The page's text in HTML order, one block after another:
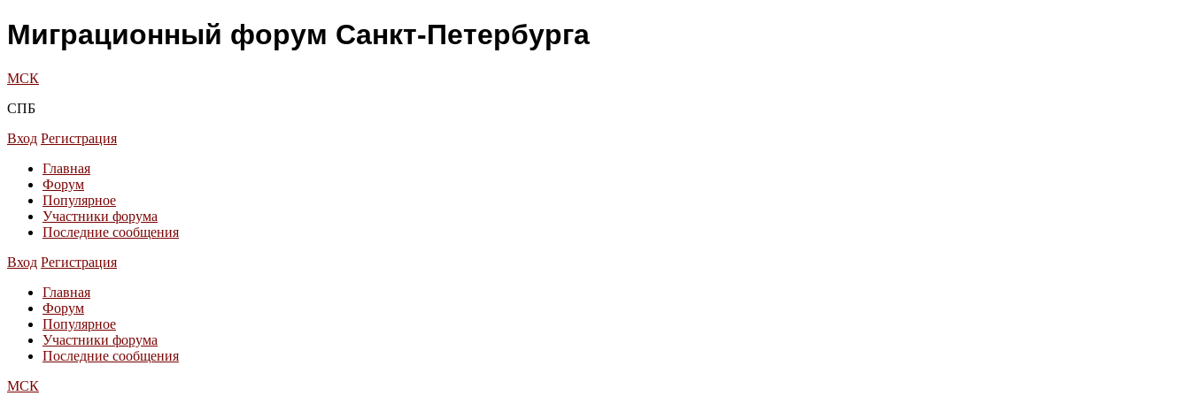
Миграционный форум Санкт-Петербурга
МСК
СПБ
Вход Регистрация
Главная
Форум
Популярное
Участники форума
Последние сообщения
Вход Регистрация
Главная
Форум
Популярное
Участники форума
Последние сообщения
МСК